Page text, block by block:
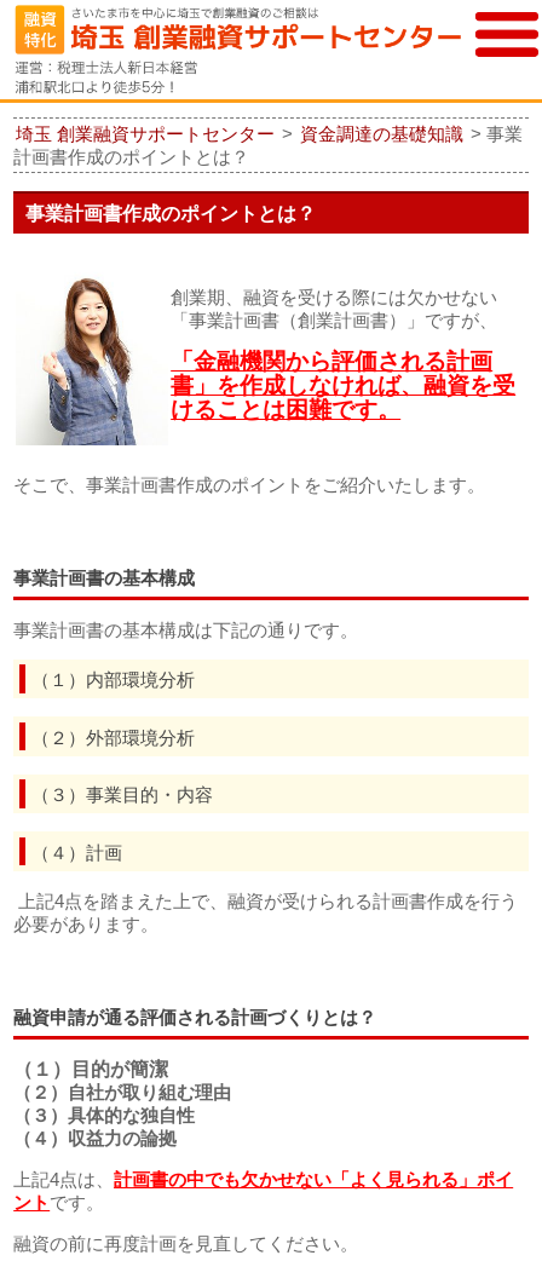
埼玉 創業融資サポートセンター > 資金調達の基礎知識 >事業
計画書作成のポイントとは？
事業計画書作成のポイントとは？
創業期、融資を受ける際には欠かせない
「事業計画書（創業計画書）」ですが、
「金融機関から評価される計画
書」を作成しなければ、融資を受
けることは困難です。
そこで、事業計画書作成のポイントをご紹介いたします。
事業計画書の基本構成
事業計画書の基本構成は下記の通りです。
（１）内部環境分析
（２）外部環境分析
（３）事業目的・内容
（４）計画
上記4点を踏まえた上で、融資が受けられる計画書作成を行う
必要があります。
融資申請が通る評価される計画づくりとは？
（１）目的が簡潔
（２）自社が取り組む理由
（３）具体的な独自性
（４）収益力の論拠
上記4点は、計画書の中でも欠かせない「よく見られる」ポイ
ント です。
融資の前に再度計画を見直してください。